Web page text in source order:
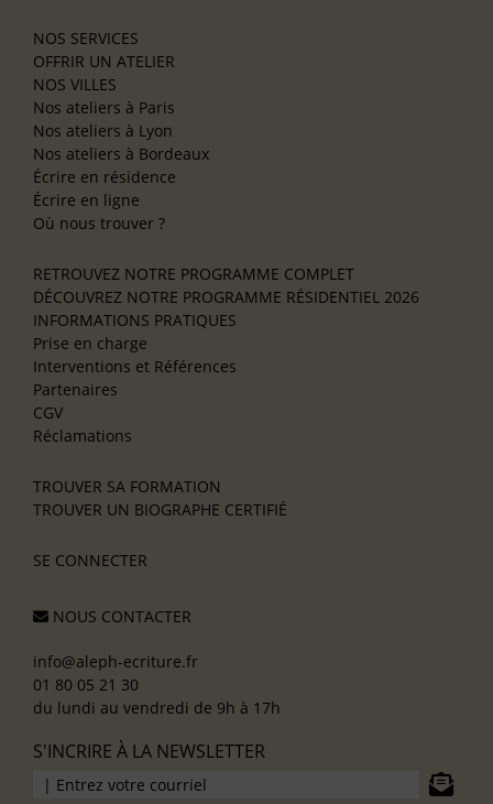
NOS SERVICES
OFFRIR UN ATELIER
NOS VILLES
Nos ateliers à Paris
Nos ateliers à Lyon
Nos ateliers à Bordeaux
Écrire en résidence
Écrire en ligne
Où nous trouver ?
RETROUVEZ NOTRE PROGRAMME COMPLET
DÉCOUVREZ NOTRE PROGRAMME RÉSIDENTIEL 2026
INFORMATIONS PRATIQUES
Prise en charge
Interventions et Références
Partenaires
CGV
Réclamations
TROUVER SA FORMATION
TROUVER UN BIOGRAPHE CERTIFIÉ
SE CONNECTER
NOUS CONTACTER
info@aleph-ecriture.fr
01 80 05 21 30
du lundi au vendredi de 9h à 17h
S'INCRIRE À LA NEWSLETTER